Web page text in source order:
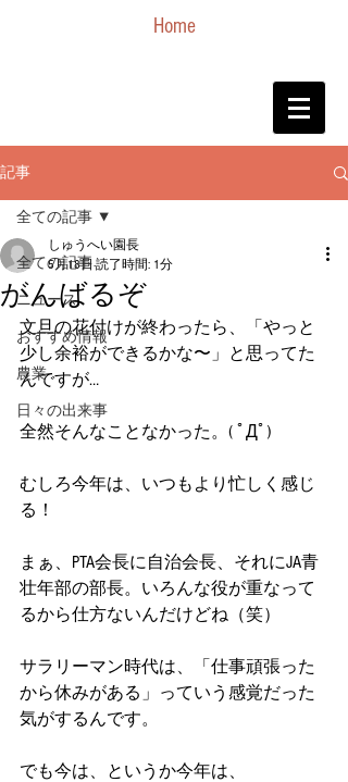
Home
記事
全ての記事
ニュース
おすすめ情報
農業
日々の出来事
全ての記事
がんばるぞ
しゅうへい園長
5月18日 読了時間: 1分
文旦の花付けが終わったら、「やっと
少し余裕ができるかな〜」と思ってた
んですが…
全然そんなことなかった。( ﾟДﾟ)
むしろ今年は、いつもより忙しく感じ
る！
まぁ、PTA会長に自治会長、それにJA青
壮年部の部長。いろんな役が重なって
るから仕方ないんだけどね（笑）
サラリーマン時代は、「仕事頑張った
から休みがある」っていう感覚だった
気がするんです。
でも今は、というか今年は、